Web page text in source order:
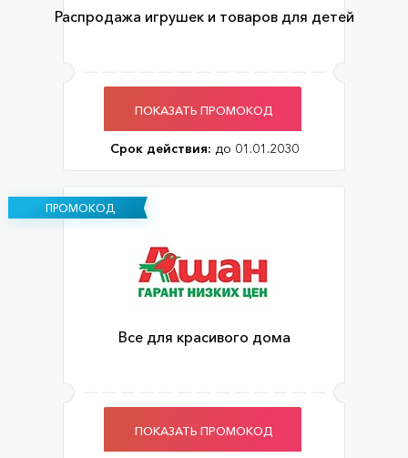
Распродажа игрушек и товаров для детей
ПОКАЗАТЬ ПРОМОКОД
Срок действия: до 01.01.2030
ПРОМОКОД
Все для красивого дома
ПОКАЗАТЬ ПРОМОКОД